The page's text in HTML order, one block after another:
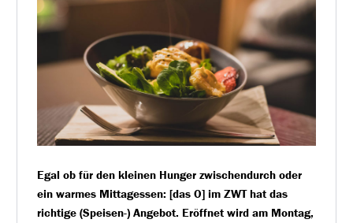
Egal ob für den kleinen Hunger zwischendurch oder
ein warmes Mittagessen: [das O] im ZWT hat das
richtige (Speisen-) Angebot. Eröffnet wird am Montag,